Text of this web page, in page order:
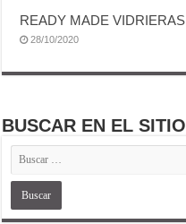
READY MADE VIDRIERAS
28/10/2020
BUSCAR EN EL SITIO